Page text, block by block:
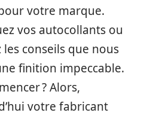
votre marque.
vos autocollants ou
conseils que nous
finition impeccable.
? Alors,
votre fabricant